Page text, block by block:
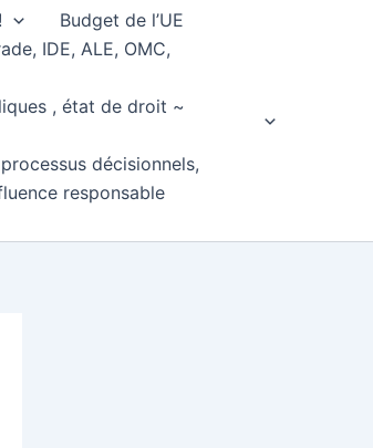
Budget de l’UE
IDE, ALE, OMC,
, état de droit ~
décisionnels,
responsable